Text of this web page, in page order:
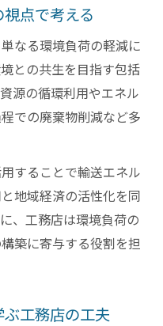
のscope3対応法
デザイン事例に学ぶ
す未来の建設現場と
り拓く未来像を展望
の現場革新の実態
設の将来展望
現場の変革
点で考える
なる環境負荷の軽減に
との共生を目指す包括
源の循環利用やエネル
での廃棄物削減など多
することで輸送エネル
地域経済の活性化を同
、工務店は環境負荷の
築に寄与する役割を担
工務店の工夫